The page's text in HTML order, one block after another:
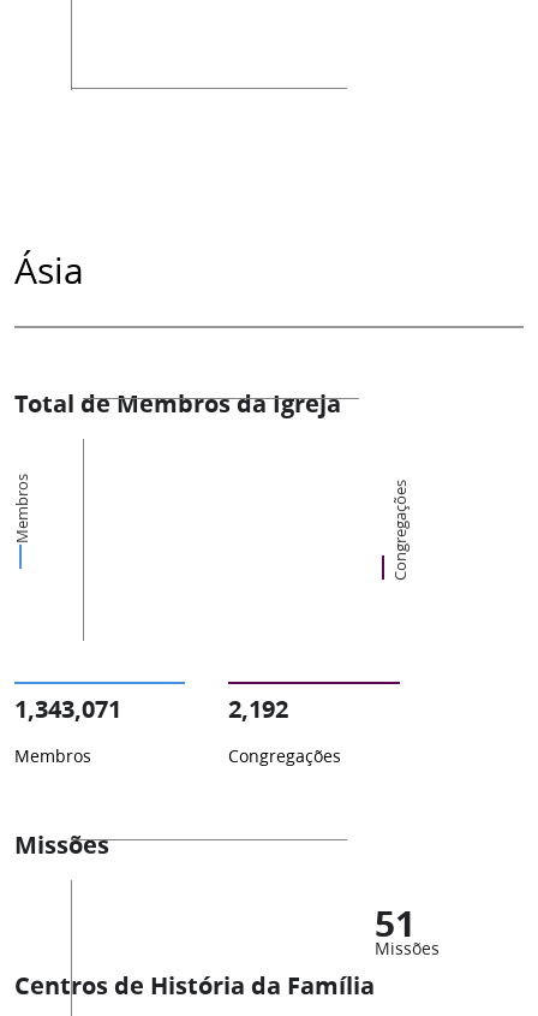
Ásia
Total de Membros da Igreja
Membros Congregações
1,343,071
Membros
2,192
Congregações
Missões
51
Missões
Centros de História da Família